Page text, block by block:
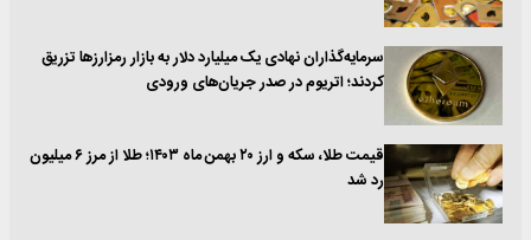
سرمایه‌گذاران نهادی یک میلیارد دلار به بازار رمزارزها تزریق
کردند؛ اتریوم در صدر جریان‌های ورودی
قیمت طلا، سکه و ارز ۲۰ بهمن ماه ۱۴۰۳؛ طلا از مرز ۶ میلیون
رد شد